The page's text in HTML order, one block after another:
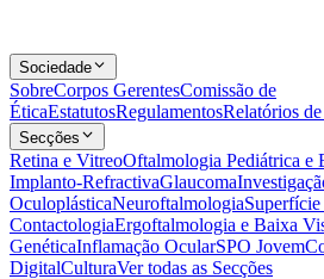
Sociedade
SobreCorpos GerentesComissão de
ÉticaEstatutosRegulamentosRelatórios
Secções
Retina e VitreoOftalmologia Pediátrica e
Implanto-RefractivaGlaucoma
OculoplásticaNeuroftalmologia
ContactologiaErgoftalmologia e Baixa
GenéticaInflamação OcularSPO Jovem
DigitalCulturaVer todas as Secções